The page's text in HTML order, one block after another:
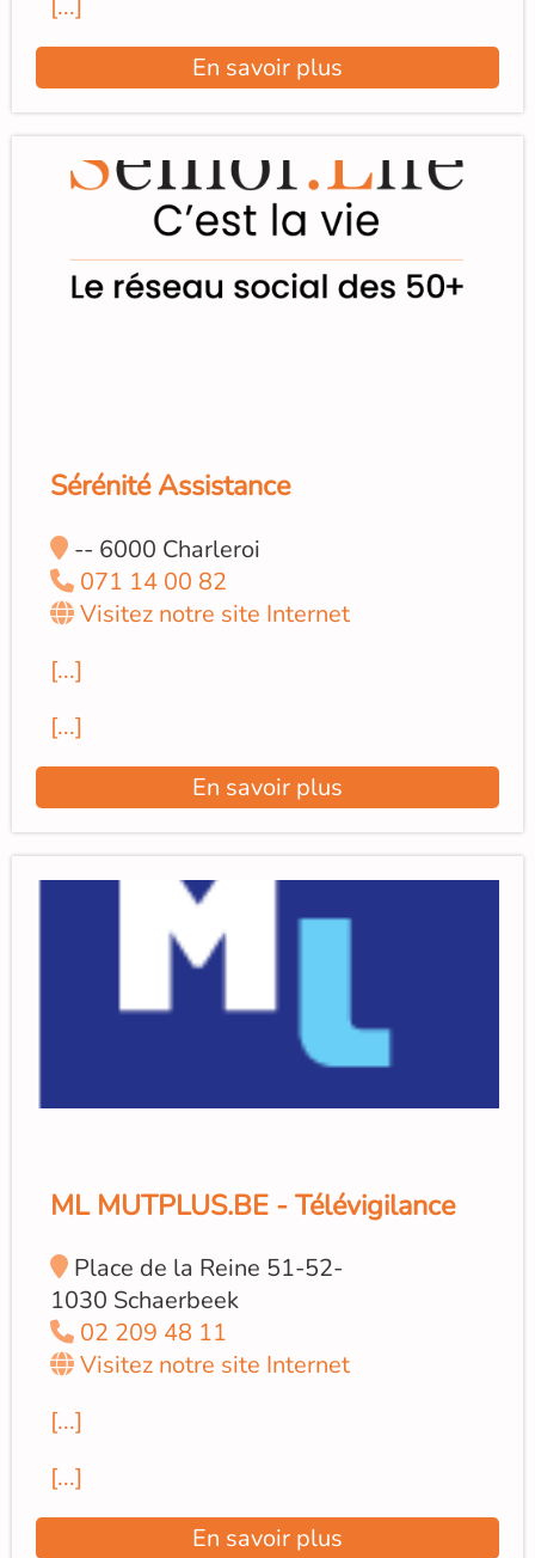
[...]
En savoir plus
Sérénité Assistance
-- 6000 Charleroi
071 14 00 82
Visitez notre site Internet
[...]
[...]
En savoir plus
ML MUTPLUS.BE - Télévigilance
Place de la Reine 51-52-
1030 Schaerbeek
02 209 48 11
Visitez notre site Internet
[...]
[...]
En savoir plus